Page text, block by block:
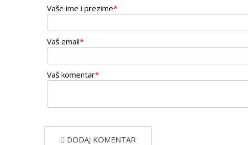
Vaše ime i prezime*
Vaš email*
Vaš komentar*
DODAJ KOMENTAR